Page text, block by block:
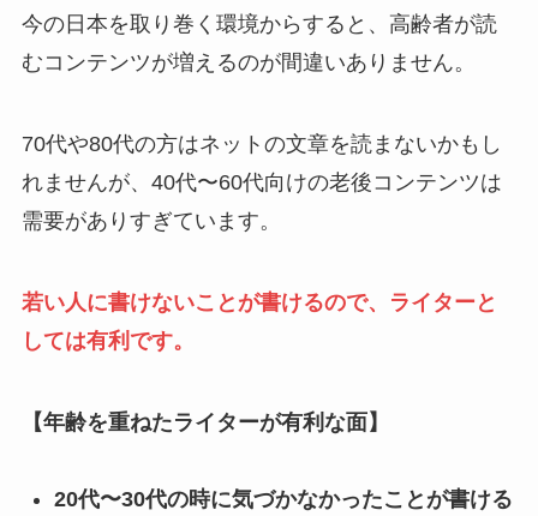
今の日本を取り巻く環境からすると、高齢者が読
むコンテンツが増えるのが間違いありません。
70代や80代の方はネットの文章を読まないかもし
れませんが、40代〜60代向けの老後コンテンツは
需要がありすぎています。
若い人に書けないことが書けるので、ライターと
しては有利です。
【年齢を重ねたライターが有利な面】
20代〜30代の時に気づかなかったことが書ける